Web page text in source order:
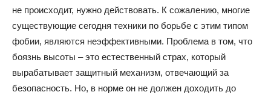
не происходит, нужно действовать. К сожалению, многие
существующие сегодня техники по борьбе с этим типом
фобии, являются неэффективными. Проблема в том, что
боязнь высоты – это естественный страх, который
вырабатывает защитный механизм, отвечающий за
безопасность. Но, в норме он не должен доходить до